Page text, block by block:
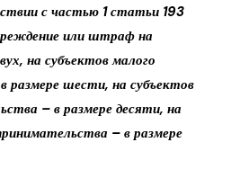
с частью 1 статьи 193
или штраф на
на субъектов малого
размере шести, на субъектов
– в размере десяти, на
– в размере